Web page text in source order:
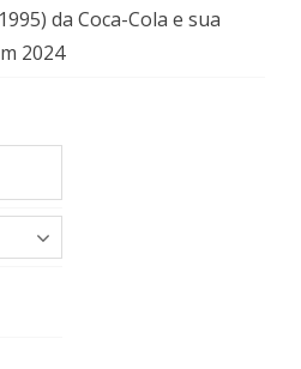
da Coca-Cola e sua
2024